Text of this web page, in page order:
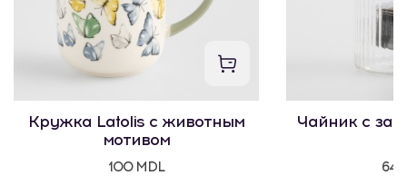
Кружка Latolis с животным
мотивом
100 MDL
Чайник с